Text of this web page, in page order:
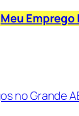
Meu Emprego
no Grande